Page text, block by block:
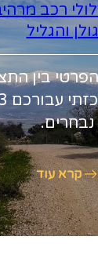
רכב
והגליל
בין
נבחרים.
קרא עוד